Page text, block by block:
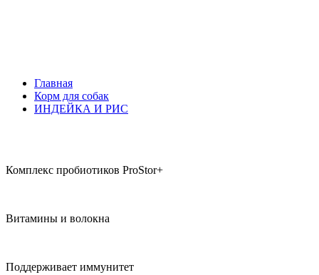
Главная
Корм для собак
ИНДЕЙКА И РИС
Комплекс пробиотиков ProStor+
Витамины и волокна
Поддерживает иммунитет